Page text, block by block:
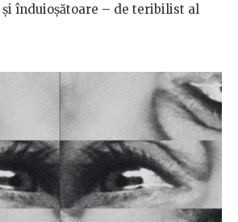
înduioșătoare – de teribilist al